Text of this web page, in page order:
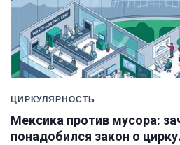
ЦИРКУЛЯРНОСТЬ
Мексика против мусора:
понадобился закон о